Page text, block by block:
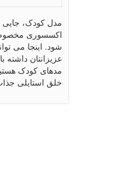
مدل کودک،
اکسسوری
شود. اینجا می
عزیزانتان داشته
مدهای کودک
خلق استایلی